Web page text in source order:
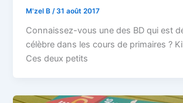
M'zel B /31 août 2017
Connaissez-vous une des BD qui est
célèbre dans les cours de primaires ?
Ces deux petits